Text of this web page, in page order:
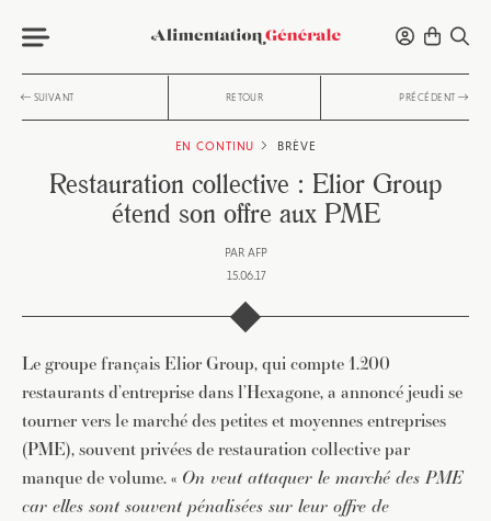
SUIVANT RETOUR PRÉCÉDENT
EN CONTINU BRÈVE
Restauration collective : Elior Group
étend son offre aux PME
PAR AFP
15.06.17
Le groupe français Elior Group, qui compte 1.200
restaurants d’entreprise dans l’Hexagone, a annoncé jeudi se
tourner vers le marché des petites et moyennes entreprises
(PME), souvent privées de restauration collective par
manque de volume. « On veut attaquer le marché des PME
car elles sont souvent pénalisées sur leur offre de